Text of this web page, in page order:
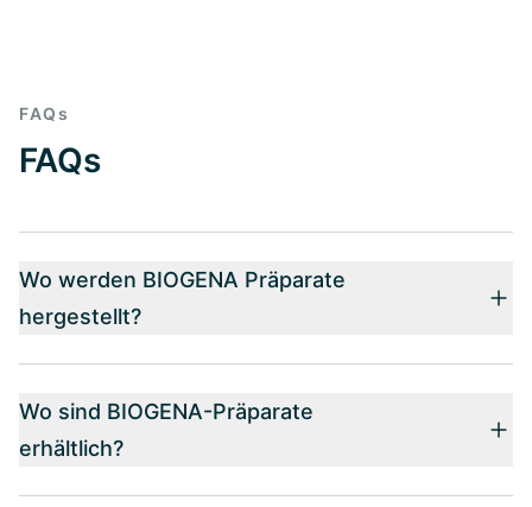
FAQs
FAQs
Wo werden BIOGENA Präparate
hergestellt?
Wo sind BIOGENA-Präparate
erhältlich?